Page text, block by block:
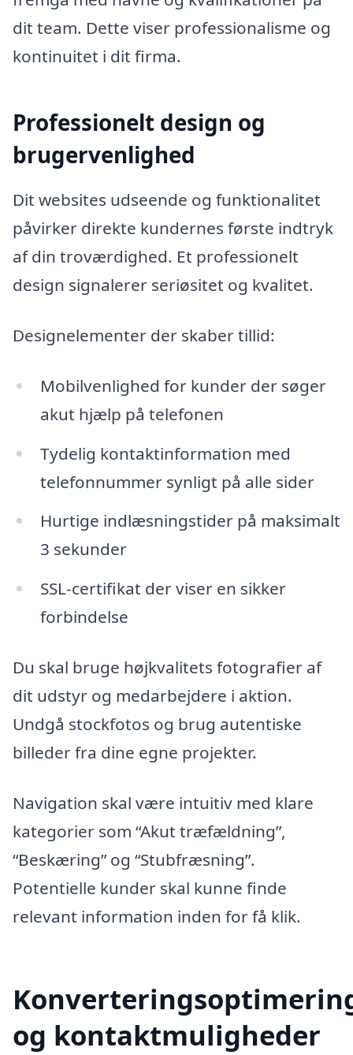
dit team. Dette viser professionalisme og
kontinuitet i dit firma.
Professionelt design og
brugervenlighed
Dit websites udseende og funktionalitet
påvirker direkte kundernes første indtryk
af din troværdighed. Et professionelt
design signalerer seriøsitet og kvalitet.
Designelementer der skaber tillid:
Mobilvenlighed for kunder der søger
akut hjælp på telefonen
Tydelig kontaktinformation med
telefonnummer synligt på alle sider
Hurtige indlæsningstider på maksimalt
3 sekunder
SSL-certifikat der viser en sikker
forbindelse
Du skal bruge højkvalitets fotografier af
dit udstyr og medarbejdere i aktion.
Undgå stockfotos og brug autentiske
billeder fra dine egne projekter.
Navigation skal være intuitiv med klare
kategorier som “Akut træfældning”,
“Beskæring” og “Stubfræsning”.
Potentielle kunder skal kunne finde
relevant information inden for få klik.
og kontaktmuligheder